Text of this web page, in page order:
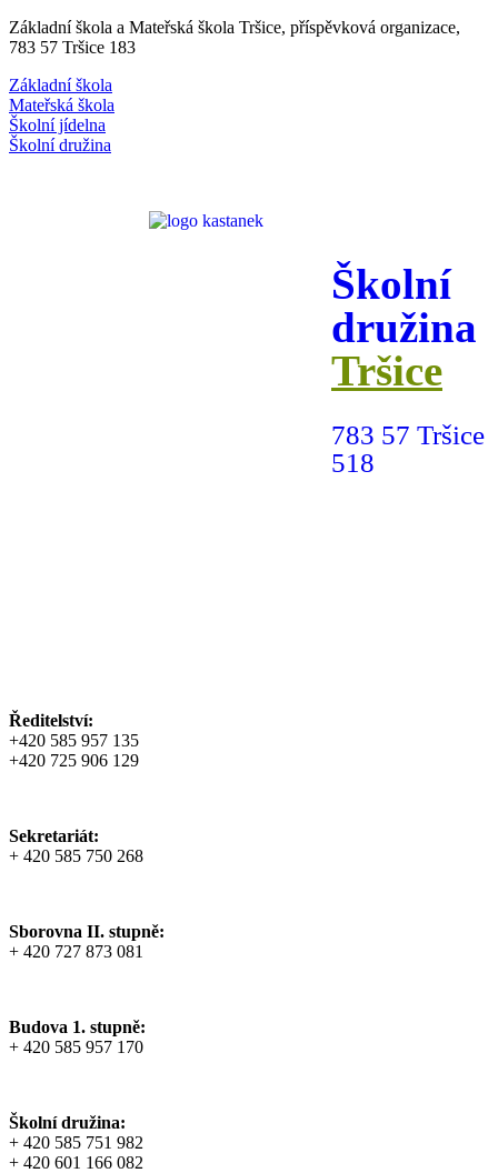
Základní škola a Mateřská škola Tršice, příspěvková organizace,
783 57 Tršice 183
Základní škola
Mateřská škola
Školní jídelna
Školní družina
Školní
družina
Tršice
783 57 Tršice
518
Ředitelství:
+420 585 957 135
+420 725 906 129
Sekretariát:
+ 420 585 750 268
Sborovna II. stupně:
+ 420 727 873 081
Budova 1. stupně:
+ 420 585 957 170
Školní družina:
+ 420 585 751 982
+ 420 601 166 082